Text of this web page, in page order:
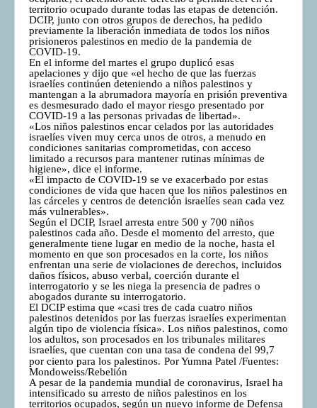
territorio ocupado durante todas las etapas de detención.
DCIP, junto con otros grupos de derechos, ha pedido
previamente la liberación inmediata de todos los niños
prisioneros palestinos en medio de la pandemia de
COVID-19.
En el informe del martes el grupo duplicó esas
apelaciones y dijo que «el hecho de que las fuerzas
israelíes continúen deteniendo a niños palestinos y
mantengan a la abrumadora mayoría en prisión preventiva
es desmesurado dado el mayor riesgo presentado por
COVID-19 a las personas privadas de libertad».
«Los niños palestinos encar celados por las autoridades
israelíes viven muy cerca unos de otros, a menudo en
condiciones sanitarias comprometidas, con acceso
limitado a recursos para mantener rutinas mínimas de
higiene», dice el informe.
«El impacto de COVID-19 se ve exacerbado por estas
condiciones de vida que hacen que los niños palestinos en
las cárceles y centros de detención israelíes sean cada vez
más vulnerables».
Según el DCIP, Israel arresta entre 500 y 700 niños
palestinos cada año. Desde el momento del arresto, que
generalmente tiene lugar en medio de la noche, hasta el
momento en que son procesados en la corte, los niños
enfrentan una serie de violaciones de derechos, incluidos
daños físicos, abuso verbal, coerción durante el
interrogatorio y se les niega la presencia de padres o
abogados durante su interrogatorio.
El DCIP estima que «casi tres de cada cuatro niños
palestinos detenidos por las fuerzas israelíes experimentan
algún tipo de violencia física». Los niños palestinos, como
los adultos, son procesados en los tribunales militares
israelíes, que cuentan con una tasa de condena del 99,7
por ciento para los palestinos. Por Yumna Patel /Fuentes:
Mondoweiss/Rebelión
A pesar de la pandemia mundial de coronavirus, Israel ha
intensificado su arresto de niños palestinos en los
territorios ocupados, según un nuevo informe de Defensa